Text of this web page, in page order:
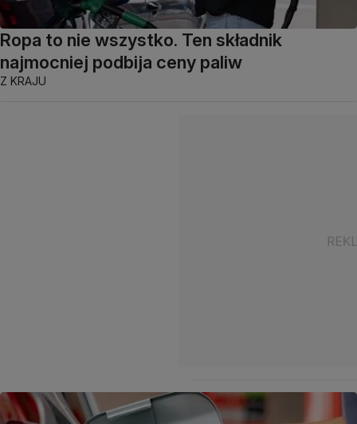
Ropa to nie wszystko. Ten składnik
najmocniej podbija ceny paliw
Z KRAJU